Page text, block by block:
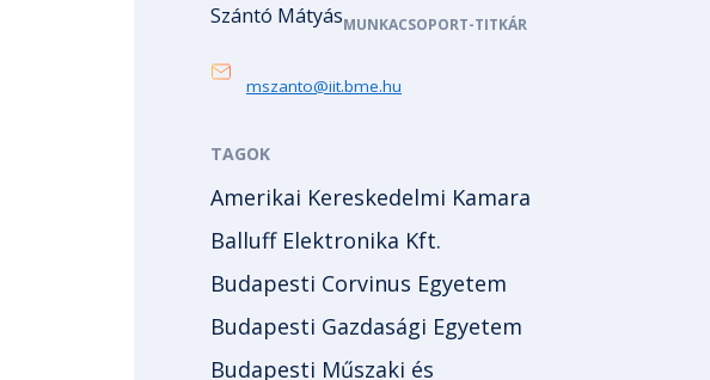
Szántó MátyásMUNKACSOPORT-TITKÁR
mszanto@iit.bme.hu
TAGOK
Amerikai Kereskedelmi Kamara
Balluff Elektronika Kft.
Budapesti Corvinus Egyetem
Budapesti Gazdasági Egyetem
Budapesti Műszaki és